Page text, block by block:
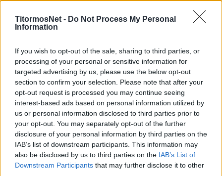
TitormosNet - Do Not Process My Personal
Information
If you wish to opt-out of the sale, sharing to third parties, or
processing of your personal or sensitive information for
targeted advertising by us, please use the below opt-out
section to confirm your selection. Please note that after your
opt-out request is processed you may continue seeing
interest-based ads based on personal information utilized by
us or personal information disclosed to third parties prior to
your opt-out. You may separately opt-out of the further
disclosure of your personal information by third parties on the
IAB’s list of downstream participants. This information may
also be disclosed by us to third parties on the IAB’s List of
Downstream Participants that may further disclose it to other
διοργανώσεις.
αγωνιστεί στο εξωτερικό, με τον Παναιτωλικό
να κινείται για την υπογραφή του. Αναμένεται
στο Αγρίνιο μέσα στις επόμενες ώρες, έχοντας
ήδη αποχαιρετήσει τους συμπαίκτες του στον
ΑΠΟΕΛ.